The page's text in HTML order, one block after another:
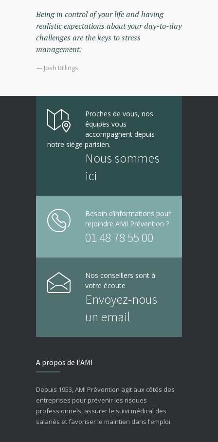
Being in control of your life and having
realistic expectations about your day-to-day
challenges are the keys to stress
management.
— Josh Billings
Proches de vous, nos
équipes vous
accompagnent depuis
notre siège parisien.
Nous sommes
ici
Besoin d’informations pour
rejoindre AMI Prévention ?
01 48 78 55 00
Nos conseillers sont à
votre écoute
Envoyez-nous
un email
A propos de l’AMI
Depuis 1953, AMI Prévention agit aux côtés des
entreprises pour prévenir les risques
professionnels, assurer le suivi médical des
salariés et favoriser le maintien dans l’emploi.